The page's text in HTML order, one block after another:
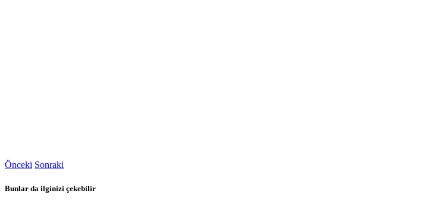
Önceki Sonraki
Bunlar da ilginizi çekebilir